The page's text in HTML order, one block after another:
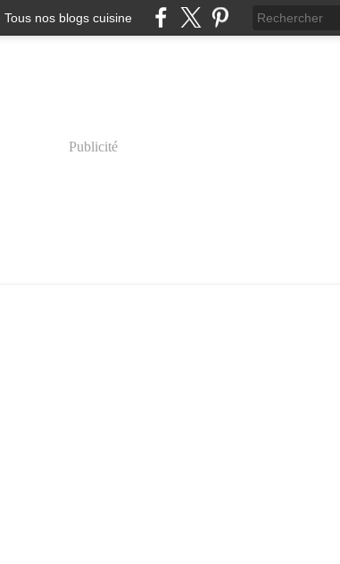
Tous nos blogs cuisine
Publicité